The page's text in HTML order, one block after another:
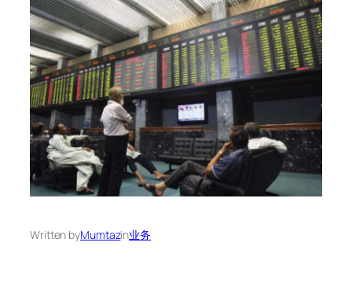
Written byMumtazin业务